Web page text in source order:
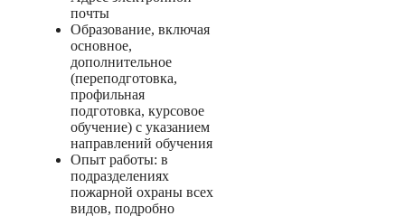
почты
Образование, включая
основное,
дополнительное
(переподготовка,
профильная
подготовка, курсовое
обучение) с указанием
направлений обучения
Опыт работы: в
подразделениях
пожарной охраны всех
видов, подробно